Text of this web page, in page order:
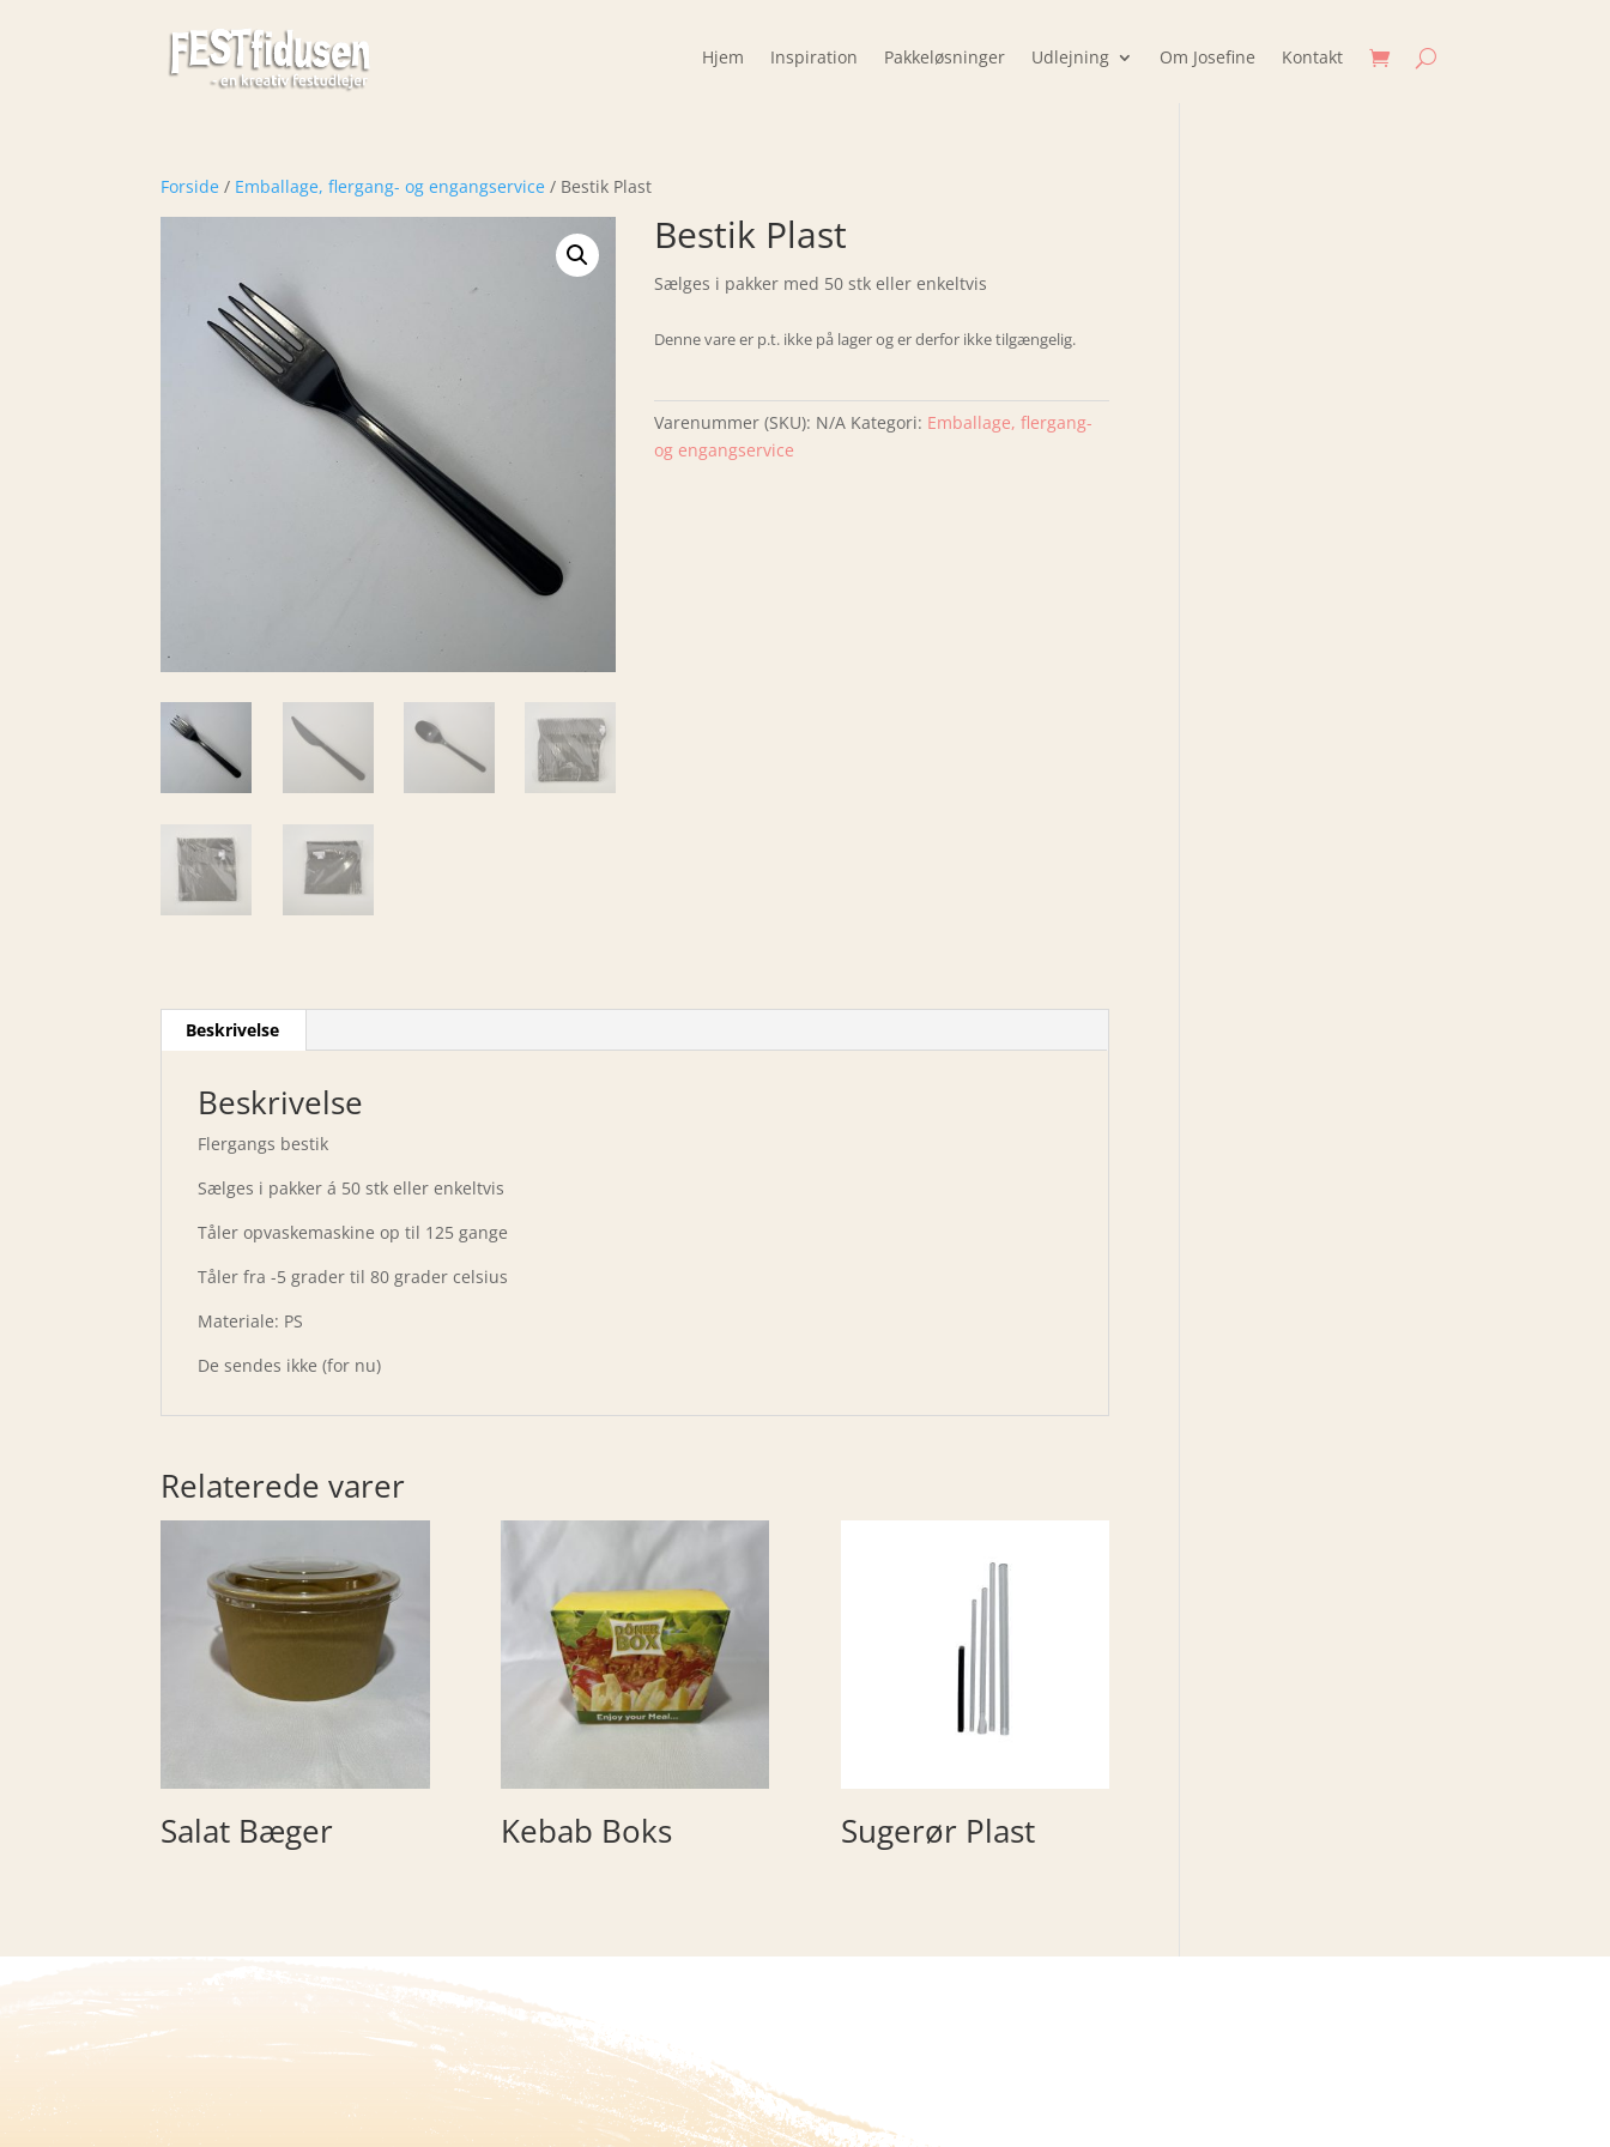
Hjem Inspiration Pakkeløsninger Udlejning Om Josefine Kontakt
Forside / Emballage, flergang- og engangservice / Bestik Plast
Bestik Plast
Sælges i pakker med 50 stk eller enkeltvis
Denne vare er p.t. ikke på lager og er derfor ikke tilgængelig.
Varenummer (SKU): N/A Kategori: Emballage, flergang-
og engangservice
Beskrivelse
Beskrivelse
Flergangs bestik
Sælges i pakker á 50 stk eller enkeltvis
Tåler opvaskemaskine op til 125 gange
Tåler fra -5 grader til 80 grader celsius
Materiale: PS
De sendes ikke (for nu)
Relaterede varer
Salat Bæger Kebab Boks Sugerør Plast